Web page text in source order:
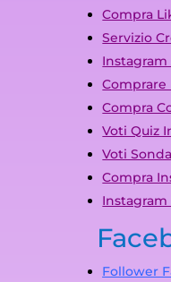
Compra
Servizio
Comprare
Compra
Voti Quiz
Voti
Compra
Instagram
Follower